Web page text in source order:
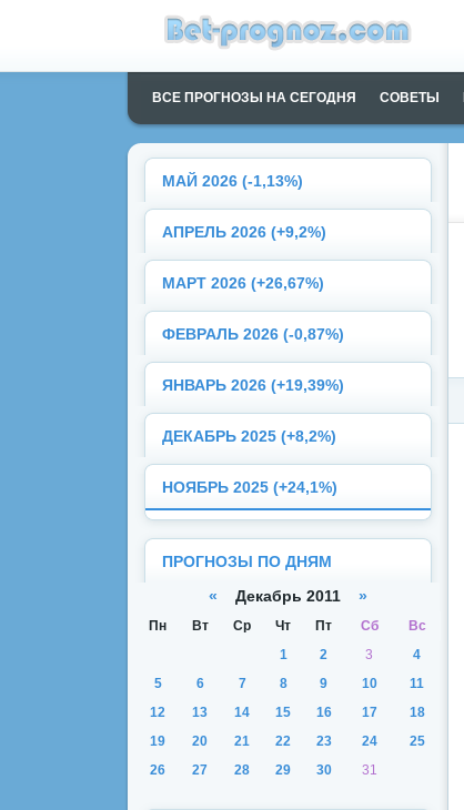
ВСЕ ПРОГНОЗЫ НА СЕГОДНЯ СОВЕТЫ
МАЙ 2026 (-1,13%)
АПРЕЛЬ 2026 (+9,2%)
МАРТ 2026 (+26,67%)
ФЕВРАЛЬ 2026 (-0,87%)
ЯНВАРЬ 2026 (+19,39%)
ДЕКАБРЬ 2025 (+8,2%)
НОЯБРЬ 2025 (+24,1%)
ПРОГНОЗЫ ПО ДНЯМ
« Декабрь 2011 »
Пн Вт Ср Чт Пт Сб
Вс
1
2 3
4
5
6 7 8 9 10
11
12
13 14 15 16 17
18
19
20 21 22 23 24
25
26
27 28 29 30 31